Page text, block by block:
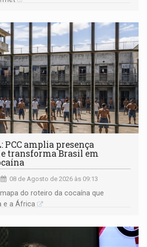
PCC amplia presença
transforma Brasil em
08 de Agosto de 2026 às 09:13
do roteiro da cocaína que
e a África